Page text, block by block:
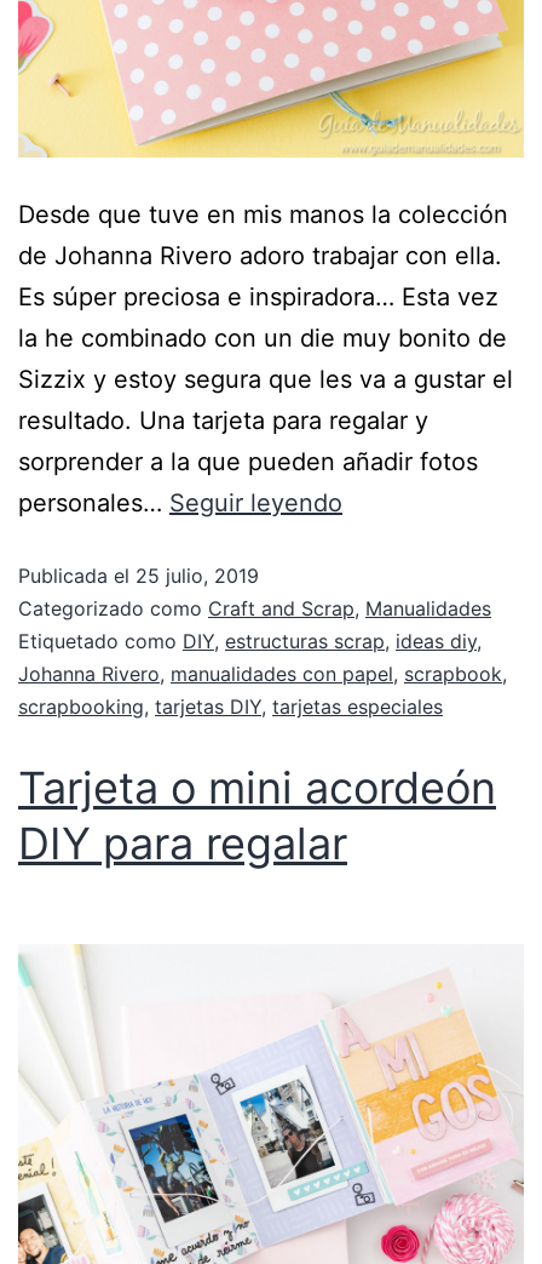
Desde que tuve en mis manos la colección
de Johanna Rivero adoro trabajar con ella.
Es súper preciosa e inspiradora… Esta vez
la he combinado con un die muy bonito de
Sizzix y estoy segura que les va a gustar el
resultado. Una tarjeta para regalar y
sorprender a la que pueden añadir fotos
personales… Seguir leyendo
Publicada el 25 julio, 2019
Categorizado como Craft and Scrap, Manualidades
Etiquetado como DIY, estructuras scrap, ideas diy,
Johanna Rivero, manualidades con papel, scrapbook,
scrapbooking, tarjetas DIY, tarjetas especiales
Tarjeta o mini acordeón
DIY para regalar